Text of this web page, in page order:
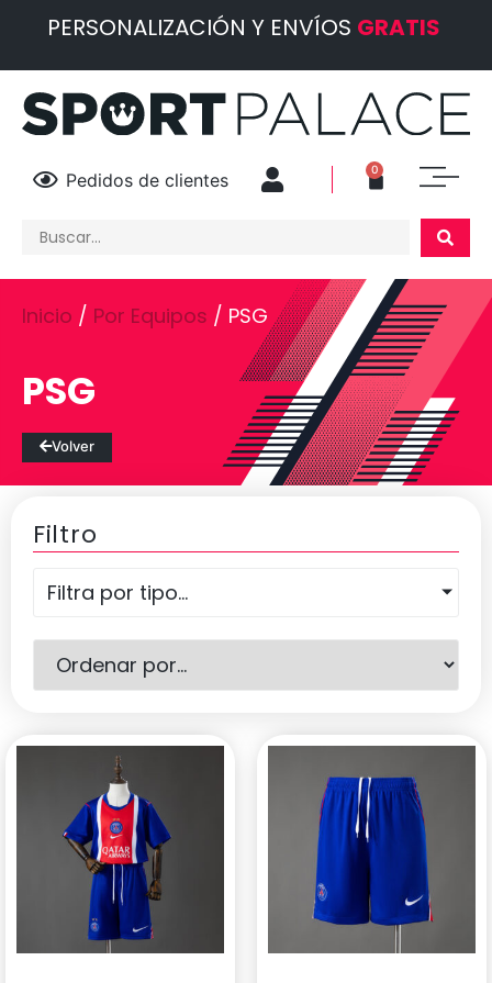
PERSONALIZACIÓN Y ENVÍOS GRATIS
Pedidos de clientes 0
Inicio / Por Equipos / PSG
PSG
Volver
Filtro
Filtra por tipo...